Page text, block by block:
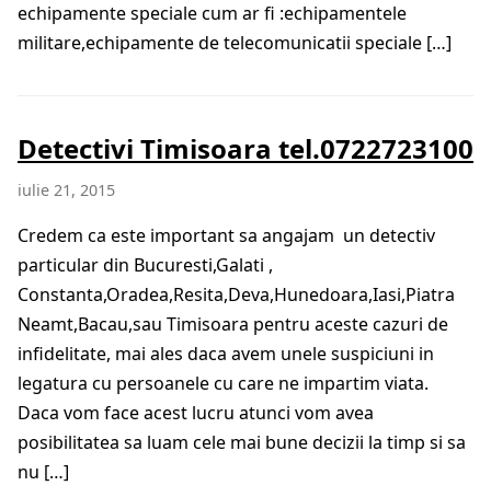
echipamente speciale cum ar fi :echipamentele
militare,echipamente de telecomunicatii speciale […]
Detectivi Timisoara tel.0722723100
iulie 21, 2015
Credem ca este important sa angajam un detectiv
particular din Bucuresti,Galati ,
Constanta,Oradea,Resita,Deva,Hunedoara,Iasi,Piatra
Neamt,Bacau,sau Timisoara pentru aceste cazuri de
infidelitate, mai ales daca avem unele suspiciuni in
legatura cu persoanele cu care ne impartim viata.
Daca vom face acest lucru atunci vom avea
posibilitatea sa luam cele mai bune decizii la timp si sa
nu […]